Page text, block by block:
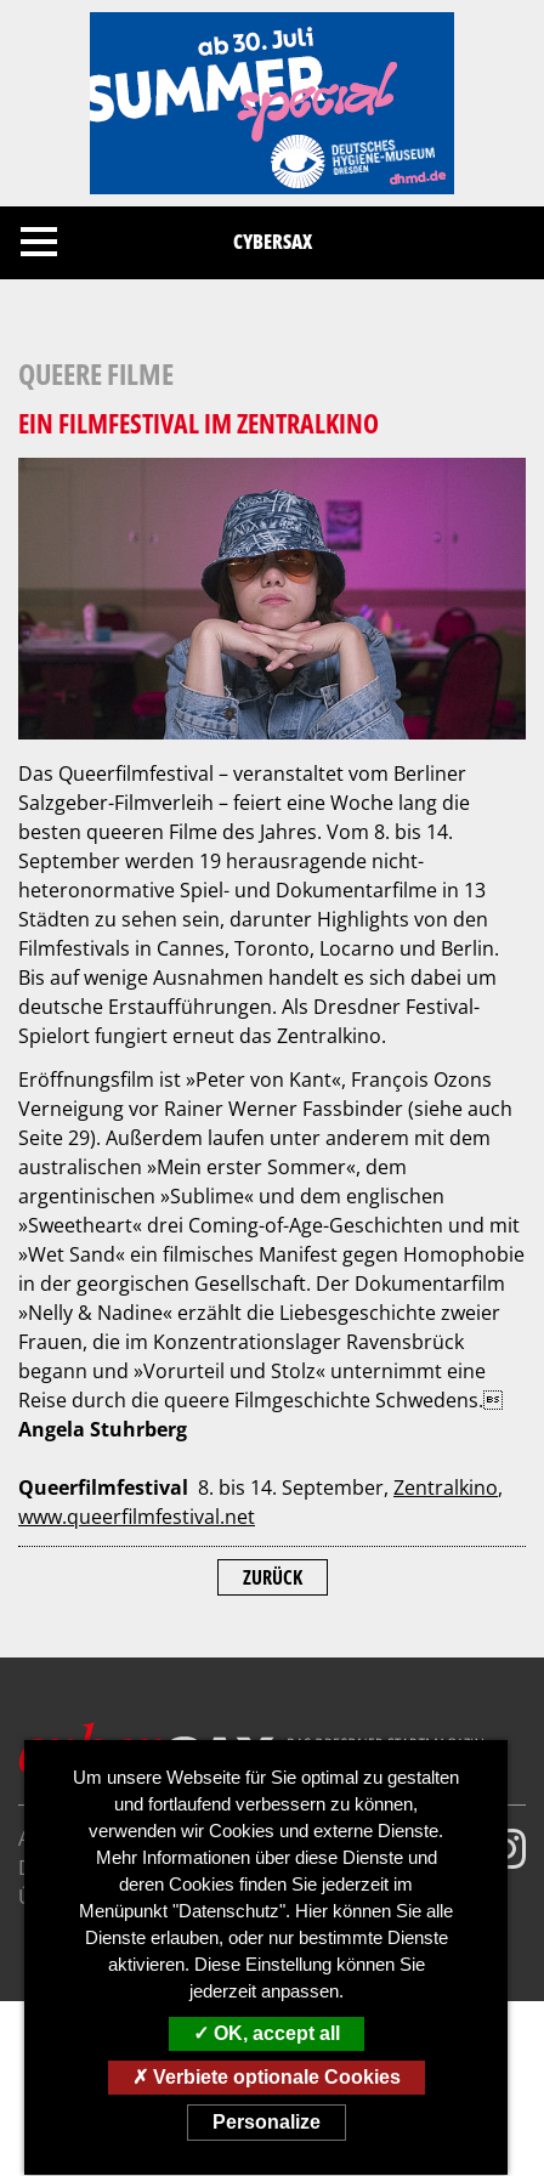
CYBERSAX
QUEERE FILME
EIN FILMFESTIVAL IM ZENTRALKINO
Das Queerfilmfestival – veranstaltet vom Berliner
Salzgeber-Filmverleih – feiert eine Woche lang die
besten queeren Filme des Jahres. Vom 8. bis 14.
September werden 19 herausragende nicht-
heteronormative Spiel- und Dokumentarfilme in 13
Städten zu sehen sein, darunter Highlights von den
Filmfestivals in Cannes, Toronto, Locarno und Berlin.
Bis auf wenige Ausnahmen handelt es sich dabei um
deutsche Erstaufführungen. Als Dresdner Festival-
Spielort fungiert erneut das Zentralkino.
Eröffnungsfilm ist »Peter von Kant«, François Ozons
Verneigung vor Rainer Werner Fassbinder (siehe auch
Seite 29). Außerdem laufen unter anderem mit dem
australischen »Mein erster Sommer«, dem
argentinischen »Sublime« und dem englischen
»Sweetheart« drei Coming-of-Age-Geschichten und mit
»Wet Sand« ein filmisches Manifest gegen Homophobie
in der georgischen Gesellschaft. Der Dokumentarfilm
»Nelly & Nadine« erzählt die Liebesgeschichte zweier
Frauen, die im Konzentrationslager Ravensbrück
begann und »Vorurteil und Stolz« unternimmt eine
Reise durch die queere Filmgeschichte Schwedens.
Angela Stuhrberg
Queerfilmfestival 8. bis 14. September, Zentralkino,
www.queerfilmfestival.net
ZURÜCK
AGB
Impressum
Datenschutzerklärung
Cookies
Über uns
Kontakt
Mediadaten
Abo kündigen
Abo widerrufen
Cookies management panel
Um unsere Webseite für Sie optimal zu gestalten
und fortlaufend verbessern zu können,
verwenden wir Cookies und externe Dienste.
Mehr Informationen über diese Dienste und
deren Cookies finden Sie jederzeit im
Menüpunkt "Datenschutz". Hier können Sie alle
Dienste erlauben, oder nur bestimmte Dienste
aktivieren. Diese Einstellung können Sie
jederzeit anpassen.
OK, accept all
Verbiete optionale Cookies
Personalize